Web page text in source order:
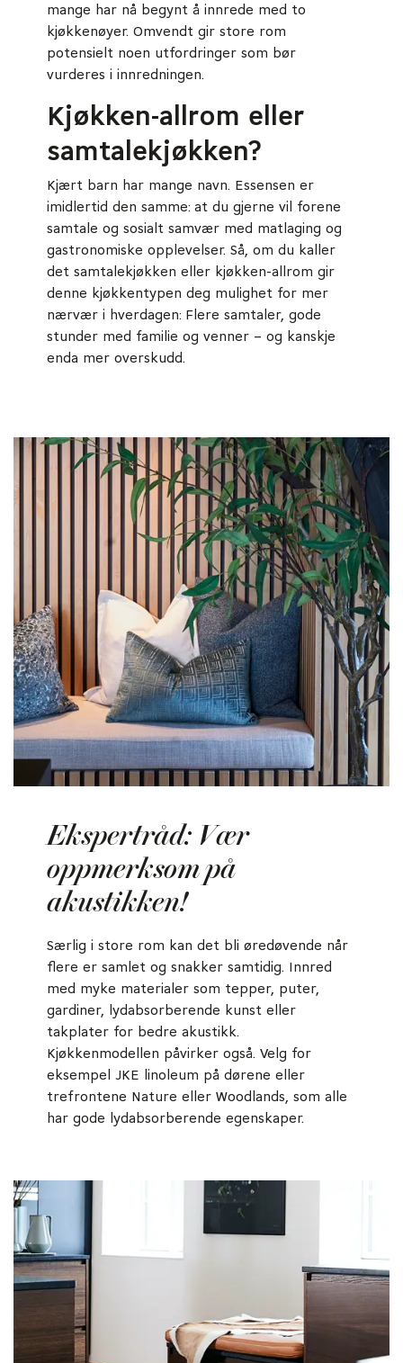
mange har nå begynt å innrede med to
kjøkkenøyer. Omvendt gir store rom
potensielt noen utfordringer som bør
vurderes i innredningen.
Kjøkken-allrom eller
samtalekjøkken?
Kjært barn har mange navn. Essensen er
imidlertid den samme: at du gjerne vil forene
samtale og sosialt samvær med matlaging og
gastronomiske opplevelser. Så, om du kaller
det samtalekjøkken eller kjøkken-allrom gir
denne kjøkkentypen deg mulighet for mer
nærvær i hverdagen: Flere samtaler, gode
stunder med familie og venner – og kanskje
enda mer overskudd.
Ekspertråd: Vær
oppmerksom på
akustikken!
Særlig i store rom kan det bli øredøvende når
flere er samlet og snakker samtidig. Innred
med myke materialer som tepper, puter,
gardiner, lydabsorberende kunst eller
takplater for bedre akustikk.
Kjøkkenmodellen påvirker også. Velg for
eksempel JKE linoleum på dørene eller
trefrontene Nature eller Woodlands, som alle
har gode lydabsorberende egenskaper.